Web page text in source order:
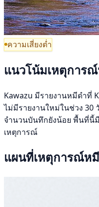
ความเสี่ยงต่ำ
แนวโน้มเหตุการ
Kawazu มีรายงานหมีดำที่
ไม่มีรายงานใหม่ในช่วง 30
จำนวนบันทึกยังน้อย พื้นที่นี้
เหตุการณ์
แผนที่เหตุการณ์ห